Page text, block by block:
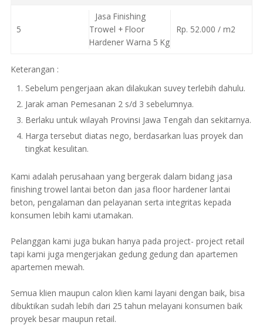
5
Jasa Finishing
Trowel + Floor
Hardener Warna 5 Kg
Rp. 52.000 / m2
Keterangan :
Sebelum pengerjaan akan dilakukan suvey terlebih dahulu.
Jarak aman Pemesanan 2 s/d 3 sebelumnya.
Berlaku untuk wilayah Provinsi Jawa Tengah dan sekitarnya.
Harga tersebut diatas nego, berdasarkan luas proyek dan
tingkat kesulitan.
Kami adalah perusahaan yang bergerak dalam bidang jasa
finishing trowel lantai beton dan jasa floor hardener lantai
beton, pengalaman dan pelayanan serta integritas kepada
konsumen lebih kami utamakan.
Pelanggan kami juga bukan hanya pada project- project retail
tapi kami juga mengerjakan gedung gedung dan apartemen
apartemen mewah.
Semua klien maupun calon klien kami layani dengan baik, bisa
dibuktikan sudah lebih dari 25 tahun melayani konsumen baik
proyek besar maupun retail.